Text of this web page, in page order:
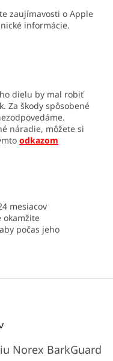
zaujímavosti o Apple
informácie.
dielu by mal robiť
Za škody spôsobené
náradie, môžete si
odkazom
mesiacov
okamžite
počas jeho
Norex BarkGuard